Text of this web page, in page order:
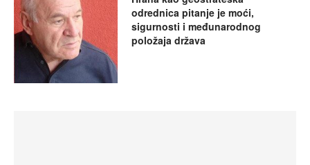
odrednica pitanje je moći,
sigurnosti i međunarodnog
položaja država